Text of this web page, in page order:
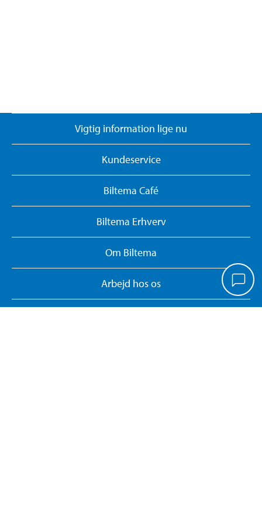
Vigtig information lige nu
Kundeservice
Biltema Café
Biltema Erhverv
Om Biltema
Arbejd hos os